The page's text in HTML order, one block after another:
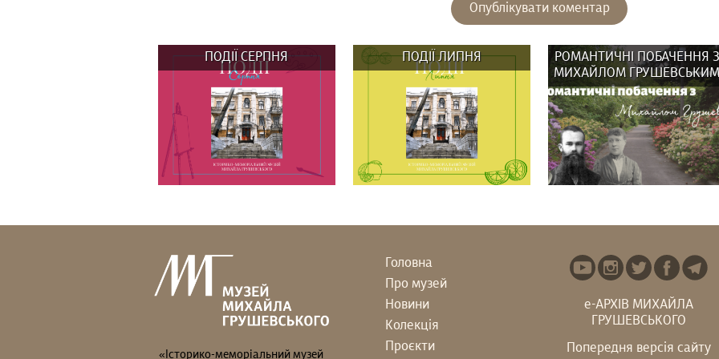
ПОДІЇ СЕРПНЯ
ВИСТАВКИ: 29 та 30 серпня о
14:00 Вистав(к)а...
ПОДІЇ ЛИПНЯ
У липні в музеї: ВИСТАВКИ:
Вистав(к)а «СВОЇ/ЧУЖІ
ЛЮДИ,...
РОМАНТИЧНІ ПОБАЧЕННЯ З
МИХАЙЛОМ
Грушевський усе життя був
“батьком...
«Історико-меморіальний музей
Головна
Про музей
Новини
Колекція
Проєкти
е-АРХІВ МИХАЙЛА
ГРУШЕВСЬКОГО
Попередня версія сайту